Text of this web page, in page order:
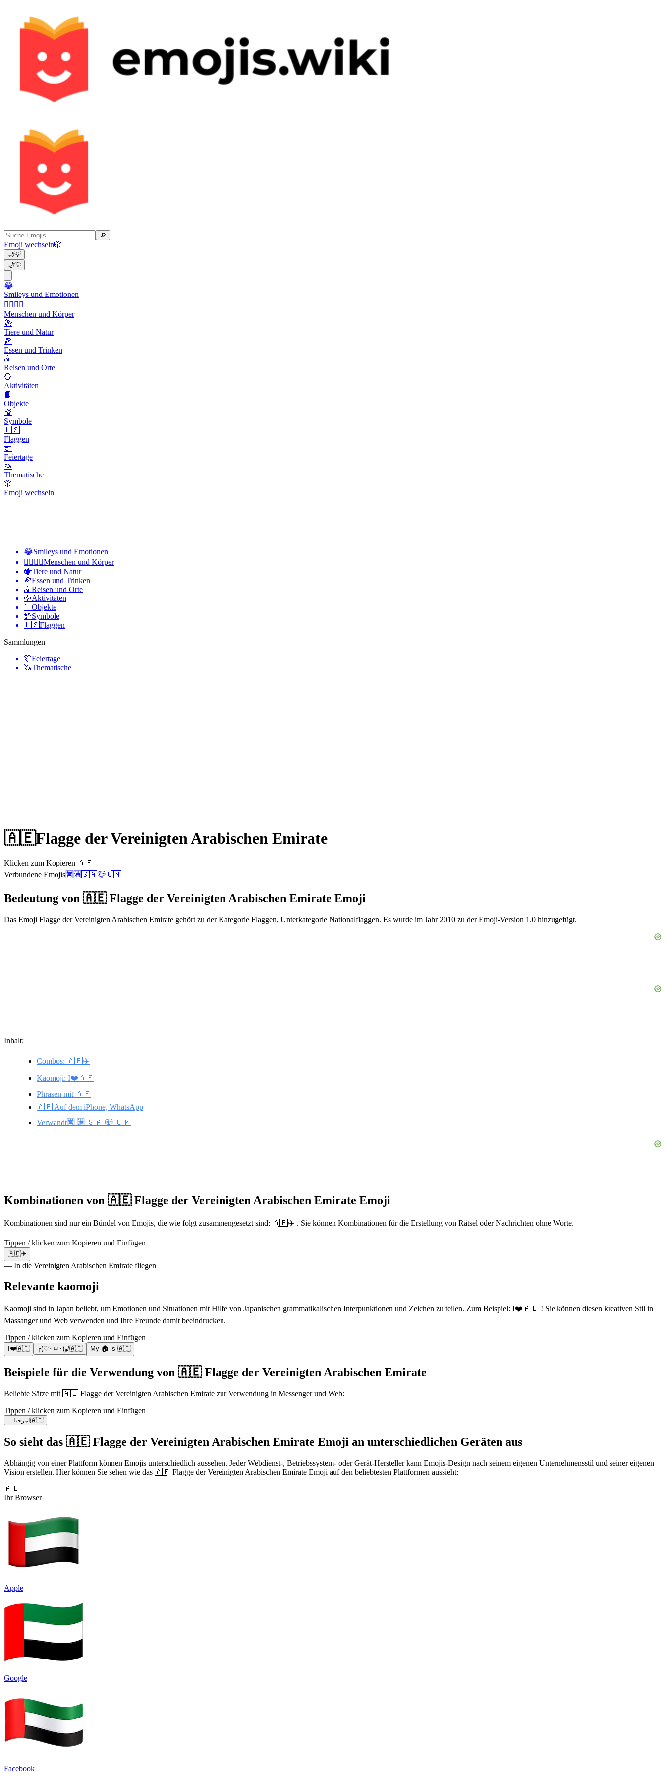
🔎
Emoji wechseln🎲
🌙💡
🌙💡
😂
Smileys und Emotionen
👩‍❤️‍💋‍👨
Menschen und Körper
🐝
Tiere und Natur
🍕
Essen und Trinken
🌇
Reisen und Orte
🥎
Aktivitäten
📙
Objekte
💯
Symbole
🇺🇸
Flaggen
🎊
Feiertage
🦄
Thematische
🎲
Emoji wechseln
😂Smileys und Emotionen
👩‍❤️‍💋‍👨Menschen und Körper
🐝Tiere und Natur
🍕Essen und Trinken
🌇Reisen und Orte
🥎Aktivitäten
📙Objekte
💯Symbole
🇺🇸Flaggen
Sammlungen
🎊Feiertage
🦄Thematische
🇦🇪Flagge der Vereinigten Arabischen Emirate
Klicken zum Kopieren 🇦🇪
Verbundene Emojis🈺 🈵🇸🇦📪🇴🇲
Bedeutung von 🇦🇪 Flagge der Vereinigten Arabischen Emirate Emoji
Das Emoji Flagge der Vereinigten Arabischen Emirate gehört zu der Kategorie Flaggen, Unterkategorie Nationalflaggen. Es wurde im Jahr 2010 zu der Emoji-Version 1.0 hinzugefügt.
Inhalt:
Combos: 🇦🇪✈️
Kaomoji: I❤️🇦🇪
Phrasen mit 🇦🇪
🇦🇪 Auf dem iPhone, WhatsApp
Verwandt🈺 🈵 🇸🇦 📪 🇴🇲
Kombinationen von 🇦🇪 Flagge der Vereinigten Arabischen Emirate Emoji
Kombinationen sind nur ein Bündel von Emojis, die wie folgt zusammengesetzt sind: 🇦🇪✈️ . Sie können Kombinationen für die Erstellung von Rätsel oder Nachrichten ohne Worte.
Tippen / klicken zum Kopieren und Einfügen
🇦🇪✈️
— In die Vereinigten Arabischen Emirate fliegen
Relevante kaomoji
Kaomoji sind in Japan beliebt, um Emotionen und Situationen mit Hilfe von Japanischen grammatikalischen Interpunktionen und Zeichen zu teilen. Zum Beispiel: I❤️🇦🇪 ! Sie können diesen kreativen Stil in
Massanger und Web verwenden und Ihre Freunde damit beeindrucken.
Tippen / klicken zum Kopieren und Einfügen
I❤️🇦🇪 ╭(♡･ㅂ･)و/🇦🇪 My 🏠 is 🇦🇪
Beispiele für die Verwendung von 🇦🇪 Flagge der Vereinigten Arabischen Emirate
Beliebte Sätze mit 🇦🇪 Flagge der Vereinigten Arabischen Emirate zur Verwendung in Messenger und Web:
Tippen / klicken zum Kopieren und Einfügen
– مرحبا!🇦🇪
So sieht das 🇦🇪 Flagge der Vereinigten Arabischen Emirate Emoji an unterschiedlichen Geräten aus
Abhängig von einer Plattform können Emojis unterschiedlich aussehen. Jeder Webdienst-, Betriebssystem- oder Gerät-Hersteller kann Emojis-Design nach seinem eigenen Unternehmensstil und seiner eigenen
Vision erstellen. Hier können Sie sehen wie das 🇦🇪 Flagge der Vereinigten Arabischen Emirate Emoji auf den beliebtesten Plattformen aussieht:
🇦🇪
Ihr Browser
Apple
Google
Facebook